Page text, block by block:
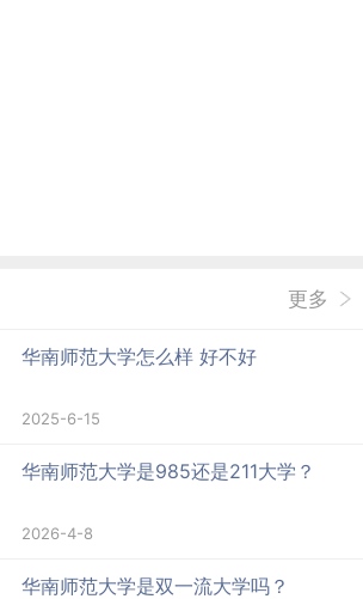
更多
华南师范大学怎么样 好不好
2025-6-15
华南师范大学是985还是211大学？
2026-4-8
华南师范大学是双一流大学吗？